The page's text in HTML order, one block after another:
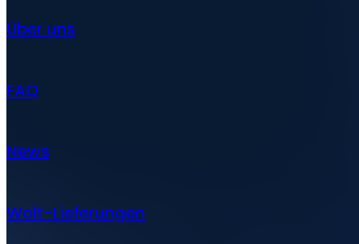
Über uns
FAQ
News
Wolt-Lieferungen